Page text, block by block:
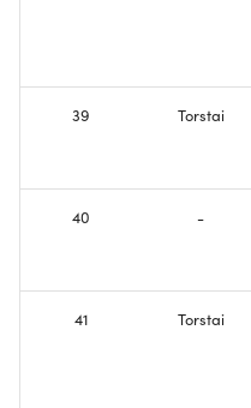
DNS nimipalvelujärjestelmä
IPv6 osoitteet
yhteydellisyyttä
39 Torstai
40 -
41 Torstai